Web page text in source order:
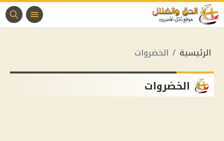
الرئيسية الخضروات
الخضروات